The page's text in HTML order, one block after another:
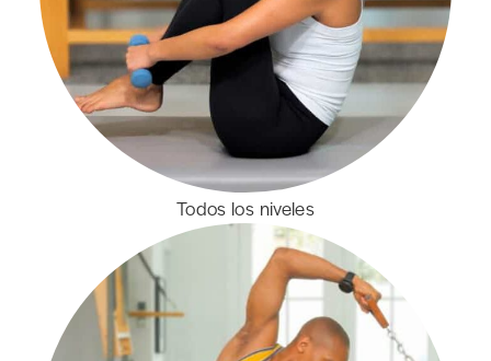
Todos los niveles